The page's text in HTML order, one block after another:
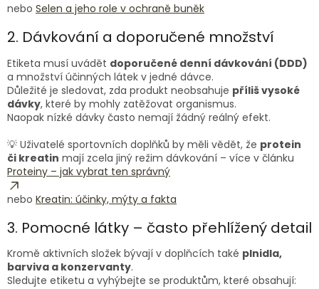
nebo Selen a jeho role v ochraně buněk
2. Dávkování a doporučené množství
Etiketa musí uvádět doporučené denní dávkování (DDD)
a množství účinných látek v jedné dávce.
Důležité je sledovat, zda produkt neobsahuje příliš vysoké
dávky, které by mohly zatěžovat organismus.
Naopak nízké dávky často nemají žádný reálný efekt.
💡 Uživatelé sportovních doplňků by měli vědět, že protein
či kreatin mají zcela jiný režim dávkování – více v článku
Proteiny – jak vybrat ten správný
nebo Kreatin: účinky, mýty a fakta
3. Pomocné látky – často přehlížený detail
Kromě aktivních složek bývají v doplňcích také plnidla,
barviva a konzervanty.
Sledujte etiketu a vyhýbejte se produktům, které obsahují: